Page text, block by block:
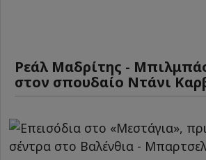
Ρεάλ Μαδρίτης -
στον σπουδαίο Ντάνι